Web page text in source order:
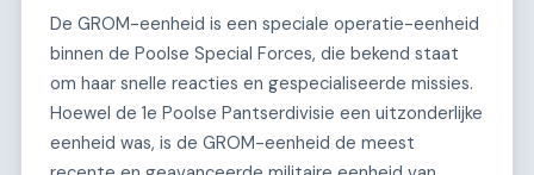
De GROM-eenheid is een speciale operatie-eenheid
binnen de Poolse Special Forces, die bekend staat
om haar snelle reacties en gespecialiseerde missies.
Hoewel de 1e Poolse Pantserdivisie een uitzonderlijke
eenheid was, is de GROM-eenheid de meest